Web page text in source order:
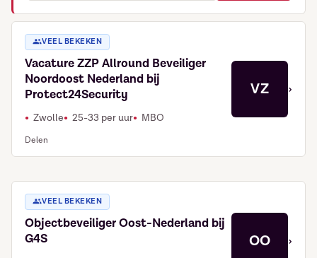
VEEL BEKEKEN
Vacature ZZP Allround Beveiliger
Noordoost Nederland bij
Protect24Security
Zwolle 25-33 per uur MBO
Delen
VZ ›
VEEL BEKEKEN
Objectbeveiliger Oost-Nederland bij
G4S
OO ›